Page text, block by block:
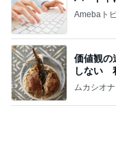
Amebaト
価値観の
しない
補
ムカシオ
ガザル